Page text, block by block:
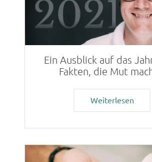
Ein Ausblick auf das
Fakten, die Mut
Weiterlesen